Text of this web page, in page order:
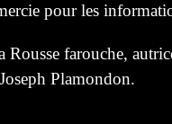
pour les
Rousse farouche,
Plamondon.